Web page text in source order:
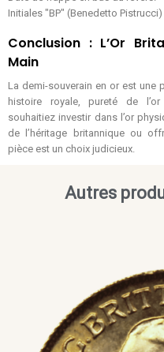
Initiales "BP" (Benedetto
Conclusion : L’Or
Main
La demi-souverain en or est une
histoire royale, pureté de
souhaitiez investir dans l’or
de l’héritage britannique ou
pièce est un choix judicieux.
Autres